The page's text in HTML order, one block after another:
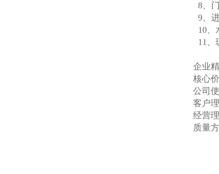
8、
9、
10、
11、
企业
核心
公司
客户
经营
质量